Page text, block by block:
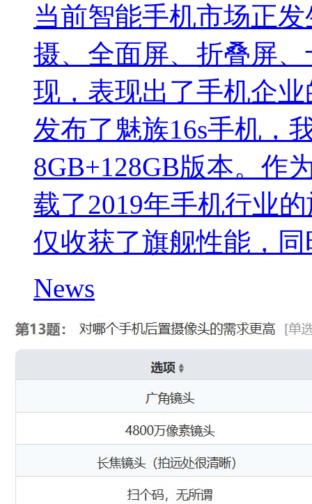
当前智能手机市场正
摄、全面屏、折叠屏
现，表现出了手机企
发布了魅族16s手机，
8GB+128GB版本。作
载了2019年手机行业
仅收获了旗舰性能，
News